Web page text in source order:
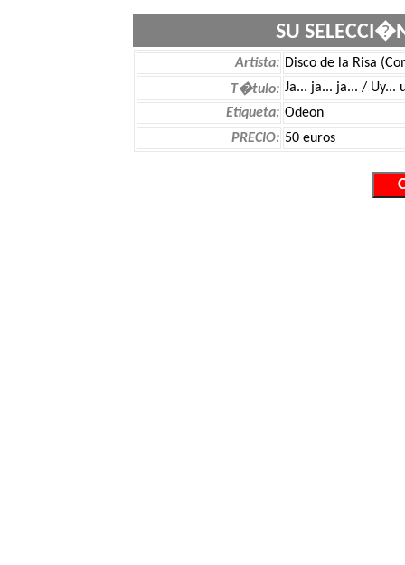
SU
Artista: Disco de la Risa
T�tulo: Ja... ja... ja... / Uy...
Etiqueta: Odeon
PRECIO: 50 euros